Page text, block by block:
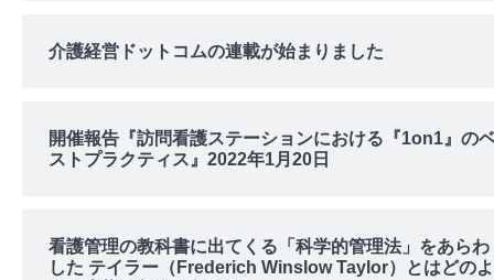
介護経営ドットコムの連載が始まりました
開催報告『訪問看護ステーションにおける『1on1』の
ストプラクティス』2022年1月20日
看護管理の教科書に出てくる「科学的管理法」をあらわ
した テイラー（Frederich Winslow Taylor）とはどのよ